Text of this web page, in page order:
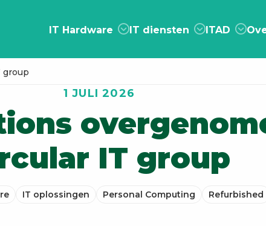
IT Hardware IT diensten ITAD
group
1 JULI 2026
IT group
IT oplossingen Personal Computing Refurbished